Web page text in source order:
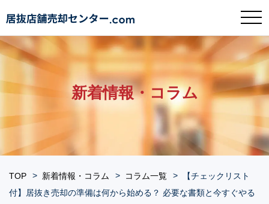
新着情報・コラム
TOP 新着情報・コラム コラム一覧
【チェックリスト
付】居抜き売却の準備は何から始める？ 必要な書類と今すぐやる